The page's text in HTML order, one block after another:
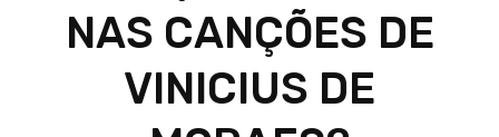
NAS CANÇÕES DE
VINICIUS DE